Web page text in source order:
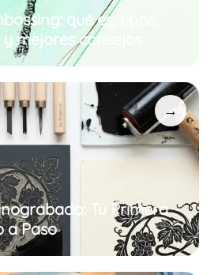
qué es, tipos,
mejores consejos
→
Tu Primera
a Paso